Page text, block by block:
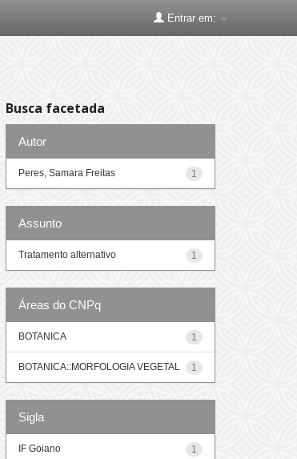
Entrar em:
Busca facetada
Autor
1
Peres, Samara Freitas
Assunto
1
Tratamento alternativo
Áreas do CNPq
1
BOTANICA
1
BOTANICA::MORFOLOGIA VEGETAL
Sigla
1
IF Goiano